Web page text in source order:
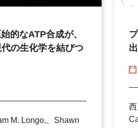
的なATP合成が、
の生化学を結びつ
M. Longo,、Shawn